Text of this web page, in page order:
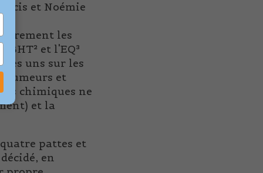
et Noémie
les
et l'EQ³
les uns sur les
tumeurs et
chimiques ne
et la
pattes et
en